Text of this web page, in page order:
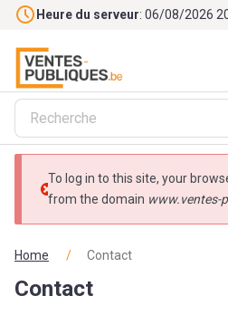
Skip
Heure du serveur: 06/08/2026
Message d'erreur
To log in to this site, your
from the domain www.ventes-
Home / Contact
Contact